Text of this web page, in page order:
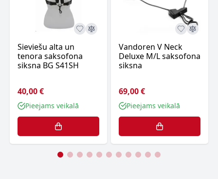
Sieviešu alta un
tenora saksofona
siksna BG S41SH
40,00 €
Pieejams veikalā
Vandoren V Neck
Deluxe M/L saksofona
siksna
69,00 €
Pieejams veikalā